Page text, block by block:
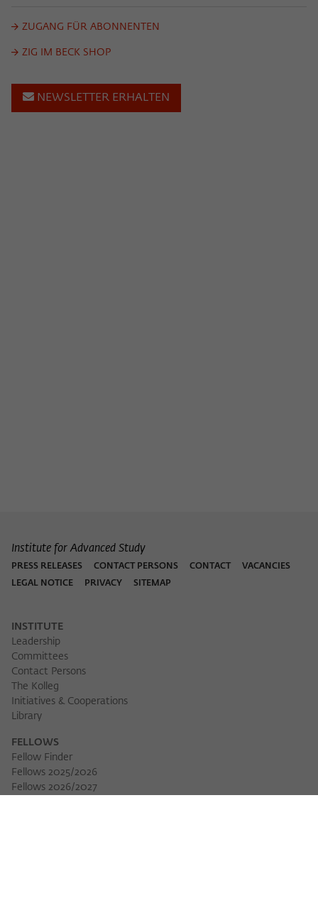
ZUGANG FÜR ABONNENTEN
ZIG IM BECK SHOP
NEWSLETTER ERHALTEN
Institute for Advanced Study
PRESS RELEASES CONTACT PERSONS CONTACT
VACANCIES
LEGAL NOTICE
PRIVACY SITEMAP
INSTITUTE
Leadership
Committees
Contact Persons
The Kolleg
Initiatives & Cooperations
Library
FELLOWS
Fellow Finder
Fellows 2025/2026
Fellows 2026/2027